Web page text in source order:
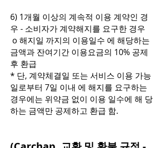
6) 1개월 이상의 계속적 이용 계약인 경
우 - 소비자가 계약해지를 요구한 경우
o 해지일 까지의 이용일수 에 해당하는
금액과 잔여기간 이용요금의 10% 공제
후 환급
* 단, 계약체결일 또는 서비스 이용 가능
일로부터 7일 이내 에 해지를 요구하는
경우에는 위약금 없이 이용 일수에 해 당
하는 금액만 공제하고 환급 함.